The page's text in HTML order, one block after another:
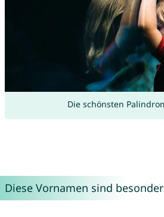
Die schönsten
Diese Vornamen sind